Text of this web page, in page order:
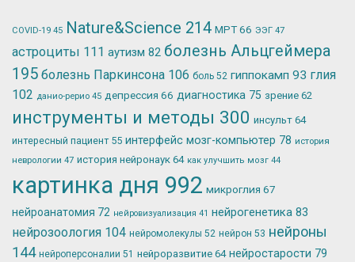
COVID-19 45 Nature&Science 214 МРТ66 ЭЭГ 47
астроциты 111 аутизм 82 болезнь Альцгеймера
195 болезнь Паркинсона 106 боль 52 гиппокамп 93 глия
102 данио-рерио 45 депрессия 66 диагностика 75 зрение 62
инструменты и методы 300 инсульт 64
интересный пациент 55 интерфейс мозг-компьютер 78 история
неврологии 47 история нейронаук 64 как улучшить мозг 44
картинка дня 992 микроглия 67
нейроанатомия 72 нейровизуализация 41 нейрогенетика 83
нейрозоология 104 нейромолекулы 52 нейрон 53 нейроны
144 нейроперсоналии 51 нейроразвитие 64 нейростарости 79